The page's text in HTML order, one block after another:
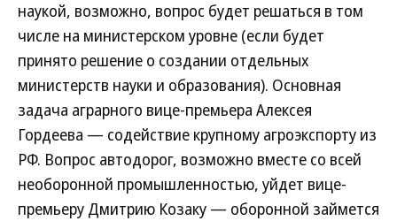
наукой, возможно, вопрос будет решаться в том
числе на министерском уровне (если будет
принято решение о создании отдельных
министерств науки и образования). Основная
задача аграрного вице-премьера Алексея
Гордеева — содействие крупному агроэкспорту из
РФ. Вопрос автодорог, возможно вместе со всей
необоронной промышленностью, уйдет вице-
премьеру Дмитрию Козаку — оборонной займется